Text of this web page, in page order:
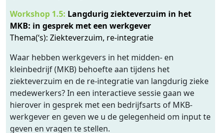
Workshop 1.5: Langdurig ziekteverzuim in het
MKB: in gesprek met een werkgever
Thema(‘s): Ziekteverzuim, re-integratie
Waar hebben werkgevers in het midden- en
kleinbedrijf (MKB) behoefte aan tijdens het
ziekteverzuim en de re-integratie van langdurig zieke
medewerkers? In een interactieve sessie gaan we
hierover in gesprek met een bedrijfsarts of MKB-
werkgever en geven we u de gelegenheid om input te
geven en vragen te stellen.